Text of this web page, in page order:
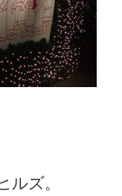
ルズ。